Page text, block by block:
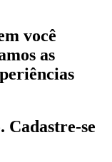
você
as
Cadastre-se